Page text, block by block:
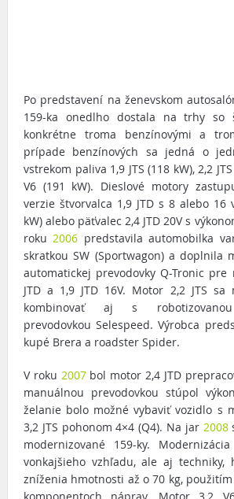
Po predstavení na ženevskom
159-ka onedlho dostala na trhy so
konkrétne troma benzínovými a
prípade benzínových sa jedná o
vstrekom paliva 1,9 JTS (118 kW), 2,2
V6 (191 kW). Dieslové motory
verzie štvorvalca 1,9 JTD s 8 alebo 16
kW) alebo päťvalec 2,4 JTD 20V s
roku2006 predstavila automobilka
skratkou SW (Sportwagon) a doplnila
automatickej prevodovky Q-Tronic pre
JTD a 1,9 JTD 16V. Motor 2,2 JTS
kombinovať aj s robotizovanou
prevodovkou Selespeed. Výrobca
kupé Brera a roadster Spider.
V roku 2007bol motor 2,4 JTD
manuálnou prevodovkou stúpol
želanie bolo možné vybaviť vozidlo s
3,2 JTS pohonom 4×4 (Q4). Na jar 2008
modernizované 159-ky.
vonkajšieho vzhľadu, ale aj techniky,
zníženia hmotnosti až o 70 kg,